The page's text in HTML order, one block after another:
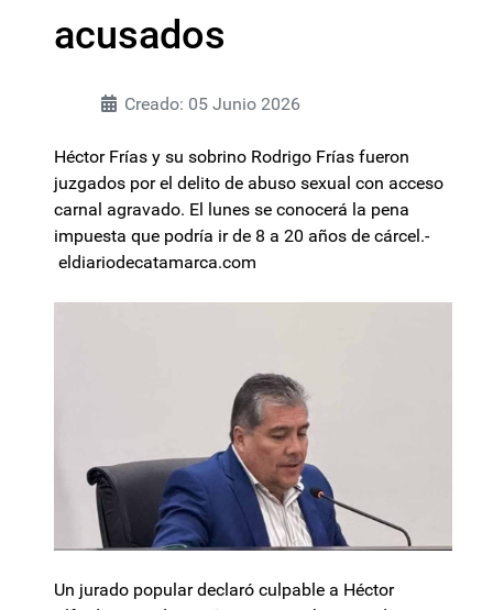
acusados
Creado: 05 Junio 2026
Héctor Frías y su sobrino Rodrigo Frías fueron
juzgados por el delito de abuso sexual con acceso
carnal agravado. El lunes se conocerá la pena
impuesta que podría ir de 8 a 20 años de cárcel.-
eldiariodecatamarca.com
Un jurado popular declaró culpable a Héctor